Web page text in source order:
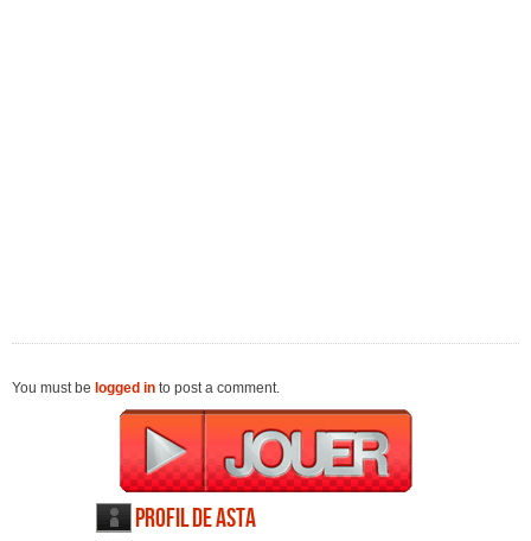
You must be logged in to post a comment.
Profil de Asta